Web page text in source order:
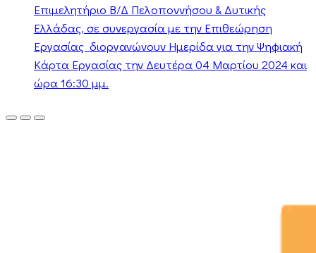
Επιμελητήριο Β/Δ Πελοποννήσου & Δυτικής
Ελλάδας, σε συνεργασία με την Επιθεώρηση
Εργασίας διοργανώνουν Ημερίδα για την Ψηφιακή
Κάρτα Εργασίας την Δευτέρα 04 Μαρτίου 2024 και
ώρα 16:30 μμ.